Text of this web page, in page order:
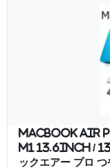
MacBook Air
M1 13.6inch /
ックエアー プロ つ